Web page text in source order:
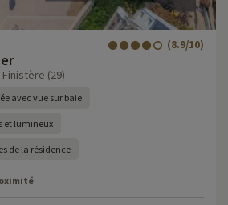
(8.9/10)
(29)
avec vue sur baie
et lumineux
de la résidence